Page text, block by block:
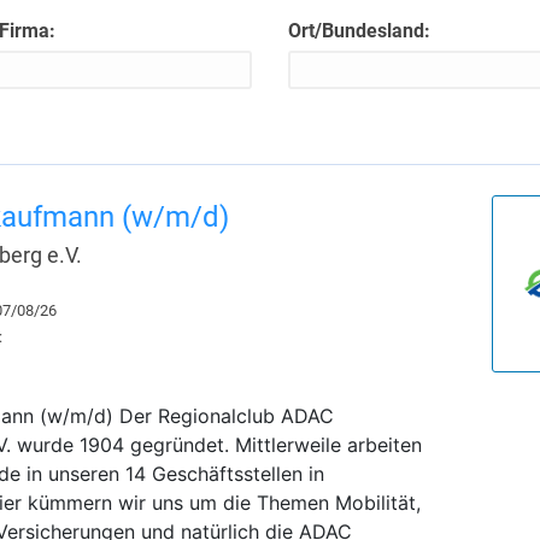
Ort/Bundesland:
(w/m/d)
e.V.
08/26
(w/m/d) Der Regionalclub ADAC
wurde 1904 gegründet. Mittlerweile arbeiten
in unseren 14 Geschäftsstellen in
kümmern wir uns um die Themen Mobilität,
und natürlich die ADAC